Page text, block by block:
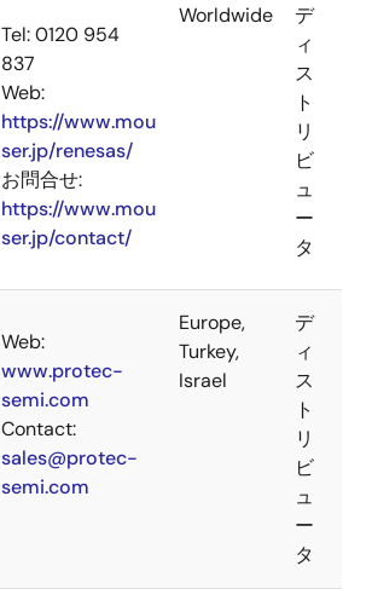
Tel: 0120 954
837
Web:
https://www.mou
ser.jp/renesas/
お問合せ:
https://www.mou
ser.jp/contact/
Worldwide
デ
ィ
ス
ト
リ
ビ
ュ
ー
タ
Web:
www.protec-
semi.com
Contact:
sales@protec-
semi.com
Europe,
Turkey,
Israel
デ
ィ
ス
ト
リ
ビ
ュ
ー
タ